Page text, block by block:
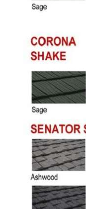
HỆ THỐNG
HỆ THỐNG
HỆ THỐNG
PHÒNG BƠM
TRẠM BƠM
HỆ THỐNG